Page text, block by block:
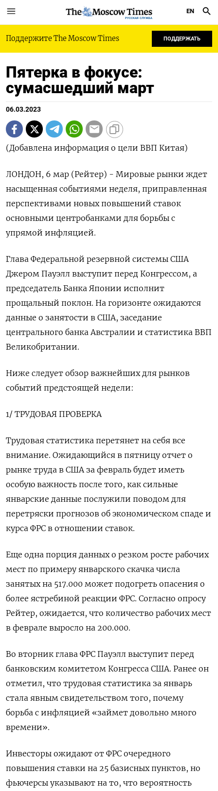
РУССКАЯ СЛУЖБА
EN
Поддержите The Moscow Times ПОДДЕРЖАТЬ
Пятерка в фокусе:
сумасшедший март
06.03.2023
(Добавлена информация о цели ВВП Китая)
ЛОНДОН, 6 мар (Рейтер) - Мировые рынки ждет
насыщенная событиями неделя, приправленная
перспективами новых повышений ставок
основными центробанками для борьбы с
упрямой инфляцией.
Глава Федеральной резервной системы США
Джером Пауэлл выступит перед Конгрессом, а
председатель Банка Японии исполнит
прощальный поклон. На горизонте ожидаются
данные о занятости в США, заседание
центрального банка Австралии и статистика ВВП
Великобритании.
Ниже следует обзор важнейших для рынков
событий предстоящей недели:
1/ ТРУДОВАЯ ПРОВЕРКА
Трудовая статистика перетянет на себя все
внимание. Ожидающийся в пятницу отчет о
рынке труда в США за февраль будет иметь
особую важность после того, как сильные
январские данные послужили поводом для
перетряски прогнозов об экономическом спаде и
курса ФРС в отношении ставок.
Еще одна порция данных о резком росте рабочих
мест по примеру январского скачка числа
занятых на 517.000 может подогреть опасения о
более ястребиной реакции ФРС. Согласно опросу
Рейтер, ожидается, что количество рабочих мест
в феврале выросло на 200.000.
Во вторник глава ФРС Пауэлл выступит перед
банковским комитетом Конгресса США. Ранее он
отметил, что трудовая статистика за январь
стала явным свидетельством того, почему
борьба с инфляцией «займет довольно много
времени».
Инвесторы ожидают от ФРС очередного
повышения ставки на 25 базисных пунктов, но
фьючерсы указывают на то, что вероятность